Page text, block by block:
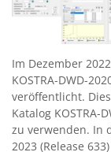
Im Dezember
KOSTRA-DWD-
veröffentlicht.
Katalog KOSTRA-
zu verwenden. In
2023 (Release